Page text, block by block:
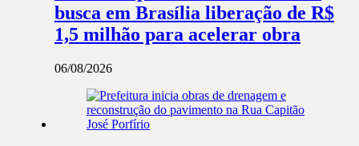
busca em Brasília liberação de R$
1,5 milhão para acelerar obra
06/08/2026